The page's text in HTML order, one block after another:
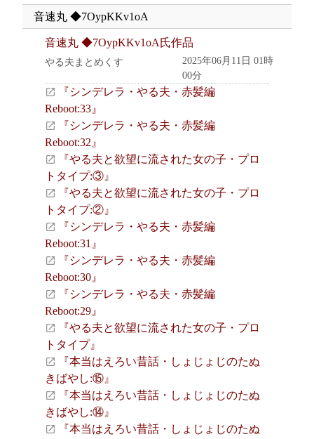
音速丸 ◆7OypKKv1oA
音速丸 ◆7OypKKv1oA氏作品
やる夫まとめくす
2025年06月11日 01時
00分
『シンデレラ・やる夫・赤髪編
Reboot:33』
『シンデレラ・やる夫・赤髪編
Reboot:32』
『やる夫と欲望に流された女の子・プロ
トタイプ:③』
『やる夫と欲望に流された女の子・プロ
トタイプ:②』
『シンデレラ・やる夫・赤髪編
Reboot:31』
『シンデレラ・やる夫・赤髪編
Reboot:30』
『シンデレラ・やる夫・赤髪編
Reboot:29』
『やる夫と欲望に流された女の子・プロ
トタイプ』
『本当はえろい昔話・しょじょじのたぬ
きばやし:⑮』
『本当はえろい昔話・しょじょじのたぬ
きばやし:⑭』
『本当はえろい昔話・しょじょじのたぬ